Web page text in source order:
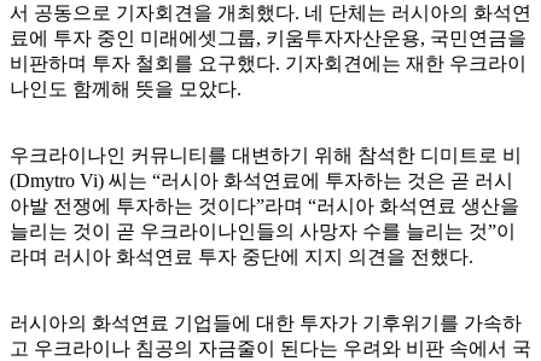
서 공동으로 기자회견을 개최했다. 네 단체는 러시아의 화석연
료에 투자 중인 미래에셋그룹, 키움투자자산운용, 국민연금을
비판하며 투자 철회를 요구했다. 기자회견에는 재한 우크라이
나인도 함께해 뜻을 모았다.
우크라이나인 커뮤니티를 대변하기 위해 참석한 디미트로 비
(Dmytro Vi) 씨는 “러시아 화석연료에 투자하는 것은 곧 러시
아발 전쟁에 투자하는 것이다”라며 “러시아 화석연료 생산을
늘리는 것이 곧 우크라이나인들의 사망자 수를 늘리는 것”이
라며 러시아 화석연료 투자 중단에 지지 의견을 전했다.
러시아의 화석연료 기업들에 대한 투자가 기후위기를 가속하
고 우크라이나 침공의 자금줄이 된다는 우려와 비판 속에서 국